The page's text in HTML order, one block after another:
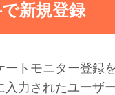
新規登録
ートモニター登録
力されたユーザ